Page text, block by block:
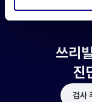
쓰리
진
검사